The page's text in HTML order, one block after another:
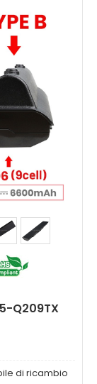
Q209TX
di ricambio